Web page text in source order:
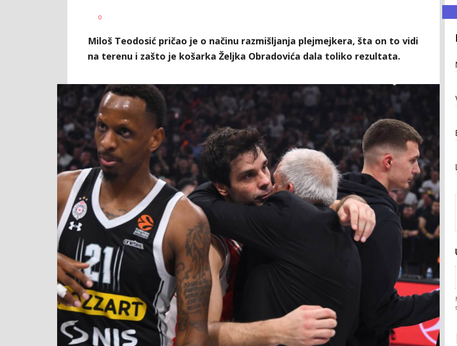
AUTOR
0
Miloš Teodosić pričao je o načinu razmišljanja plejmejkera, šta on to vidi
na terenu i zašto je košarka Željka Obradovića dala toliko rezultata.